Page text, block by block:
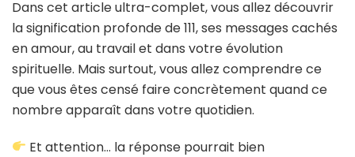
Dans cet article ultra-complet, vous allez découvrir
la signification profonde de 111, ses messages cachés
en amour, au travail et dans votre évolution
spirituelle. Mais surtout, vous allez comprendre ce
que vous êtes censé faire concrètement quand ce
nombre apparaît dans votre quotidien.
Et attention… la réponse pourrait bien